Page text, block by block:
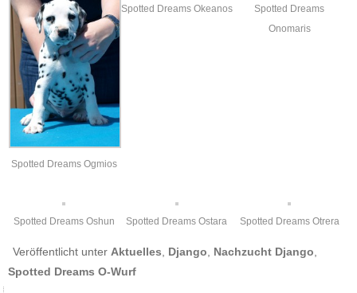
Spotted Dreams Ogmios
Spotted Dreams Okeanos
Spotted Dreams
Onomaris
Spotted Dreams Oshun Spotted Dreams Ostara Spotted Dreams Otrera
Veröffentlicht unter Aktuelles, Django, Nachzucht Django,
Spotted Dreams O-Wurf